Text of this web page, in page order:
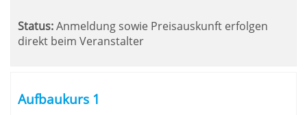
Status:Anmeldung sowie Preisauskunft erfolgen
direkt beim Veranstalter
Aufbaukurs 1